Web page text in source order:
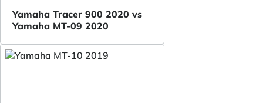
Yamaha Tracer 900 2020 vs
Yamaha MT-09 2020